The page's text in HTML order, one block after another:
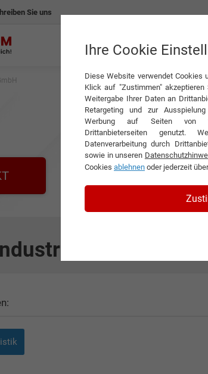
Sie uns
Logistics
Ihre Cookie
Diese Website verwendet Cookies
Klick auf "Zustimmen"
Weitergabe Ihrer Daten an
Retargeting und zur
Werbung auf Seiten von
Drittanbieterseiten genutzt.
Datenverarbeitung durch
sowie in unseren
Cookies ablehnen oder jederzeit